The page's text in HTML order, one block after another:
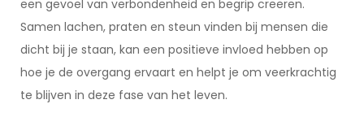
een gevoel van verbondenheid en begrip creëren.
Samen lachen, praten en steun vinden bij mensen die
dicht bij je staan, kan een positieve invloed hebben op
hoe je de overgang ervaart en helpt je om veerkrachtig
te blijven in deze fase van het leven.